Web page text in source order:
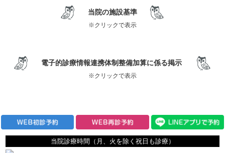
当院の施設基準
※クリックで表示
電子的診療情報連携体制整備加算に係る掲示
※クリックで表示
当院診療時間（月、火を除く祝日も診療）